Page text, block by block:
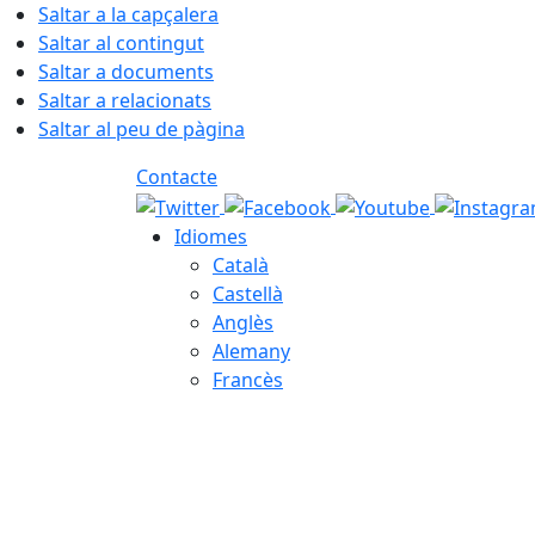
Saltar a la capçalera
Saltar al contingut
Saltar a documents
Saltar a relacionats
Saltar al peu de pàgina
Contacte
Idiomes
Català
Castellà
Anglès
Alemany
Francès